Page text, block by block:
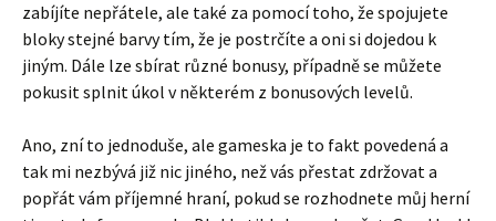
zabíjíte nepřátele, ale také za pomocí toho, že spojujete
bloky stejné barvy tím, že je postrčíte a oni si dojedou k
jiným. Dále lze sbírat různé bonusy, případně se můžete
pokusit splnit úkol v některém z bonusových levelů.
Ano, zní to jednoduše, ale gameska je to fakt povedená a
tak mi nezbývá již nic jiného, než vás přestat zdržovat a
popřát vám příjemné hraní, pokud se rozhodnete můj herní